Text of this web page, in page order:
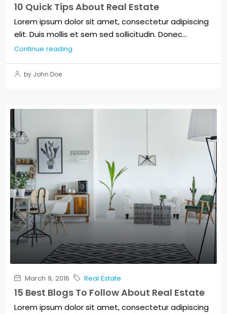
10 Quick Tips About Real Estate
Lorem ipsum dolor sit amet, consectetur adipiscing
elit. Duis mollis et sem sed sollicitudin. Donec...
Continue reading
by John Doe
March 9, 2016 Real Estate
15 Best Blogs To Follow About Real Estate
Lorem ipsum dolor sit amet, consectetur adipiscing